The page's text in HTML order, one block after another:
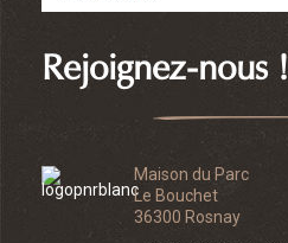
Maison du Parc
Le Bouchet
36300 Rosnay
Rejoignez-nous !